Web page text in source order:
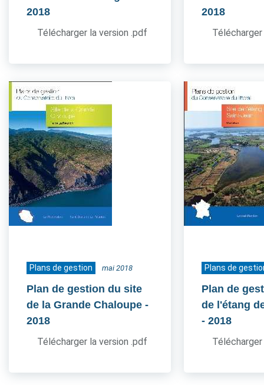
2018
Télécharger la version .pdf
2018
Plans de gestion mai 2018
Plan de gestion du site
de la Grande Chaloupe -
2018
Télécharger la version .pdf
Plans de
Plan de
de l'étang
- 2018